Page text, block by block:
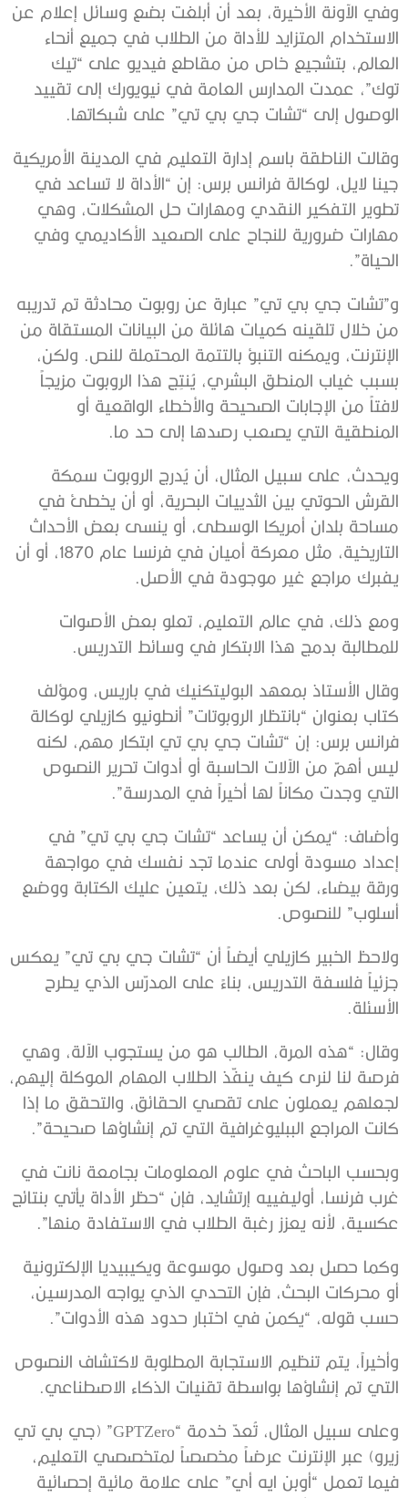
وفي الآونة الأخيرة، بعد أن أبلغت بضع وسائل إعلام عن
الاستخدام المتزايد للأداة من الطلاب في جميع أنحاء
العالم، بتشجيع خاص من مقاطع فيديو على “تيك
توك”، عمدت المدارس العامة في نيويورك إلى تقييد
الوصول إلى “تشات جي بي تي” على شبكاتها.
وقالت الناطقة باسم إدارة التعليم في المدينة الأمريكية
جينا لايل، لوكالة فرانس برس: إن “الأداة لا تساعد في
تطوير التفكير النقدي ومهارات حل المشكلات، وهي
مهارات ضرورية للنجاح على الصعيد الأكاديمي وفي
الحياة”.
و”تشات جي بي تي” عبارة عن روبوت محادثة تم تدريبه
من خلال تلقينه كميات هائلة من البيانات المستقاة من
الإنترنت، ويمكنه التنبؤ بالتتمة المحتملة للنص. ولكن،
بسبب غياب المنطق البشري، يُنتِج هذا الروبوت مزيجاً
لافتاً من الإجابات الصحيحة والأخطاء الواقعية أو
المنطقية التي يصعب رصدها إلى حد ما.
ويحدث، على سبيل المثال، أن يُدرج الروبوت سمكة
القرش الحوتي بين الثدييات البحرية، أو أن يخطئ في
مساحة بلدان أمريكا الوسطى، أو ينسى بعض الأحداث
التاريخية، مثل معركة أميان في فرنسا عام 1870، أو أن
يفبرك مراجع غير موجودة في الأصل.
ومع ذلك، في عالم التعليم، تعلو بعض الأصوات
للمطالبة بدمج هذا الابتكار في وسائط التدريس.
وقال الأستاذ بمعهد البوليتكنيك في باريس، ومؤلف
كتاب بعنوان “بانتظار الروبوتات” أنطونيو كازيلي لوكالة
فرانس برس: إن “تشات جي بي تي ابتكار مهم، لكنه
ليس أهمّ من الآلات الحاسبة أو أدوات تحرير النصوص
التي وجدت مكاناً لها أخيراً في المدرسة”.
وأضاف: “يمكن أن يساعد “تشات جي بي تي” في
إعداد مسودة أولى عندما تجد نفسك في مواجهة
ورقة بيضاء، لكن بعد ذلك، يتعين عليك الكتابة ووضع
أسلوب” للنصوص.
ولاحظ الخبير كازيلي أيضاً أن “تشات جي بي تي” يعكس
جزئياً فلسفة التدريس، بناءً على المدرّس الذي يطرح
الأسئلة.
وقال: “هذه المرة، الطالب هو من يستجوب الآلة، وهي
فرصة لنا لنرى كيف ينفّذ الطلاب المهام الموكلة إليهم،
لجعلهم يعملون على تقصي الحقائق، والتحقق ما إذا
كانت المراجع الببليوغرافية التي تم إنشاؤها صحيحة”.
وبحسب الباحث في علوم المعلومات بجامعة نانت في
غرب فرنسا، أوليفييه إرتشايد، فإن “حظر الأداة يأتي بنتائج
عكسية، لأنه يعزز رغبة الطلاب في الاستفادة منها”.
وكما حصل بعد وصول موسوعة ويكيبيديا الإلكترونية
أو محركات البحث، فإن التحدي الذي يواجه المدرسين،
حسب قوله، “يكمن في اختبار حدود هذه الأدوات”.
وأخيراً، يتم تنظيم الاستجابة المطلوبة لاكتشاف النصوص
التي تم إنشاؤها بواسطة تقنيات الذكاء الاصطناعي.
وعلى سبيل المثال، تُعدّ خدمة “GPTZero” (جي بي تي
زيرو) عبر الإنترنت عرضاً مخصصاً لمتخصصي التعليم،
فيما تعمل “أوبن ايه أي” على علامة مائية إحصائية